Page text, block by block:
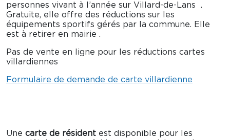
personnes vivant à l’année sur Villard-de-Lans .
Gratuite, elle offre des réductions sur les
équipements sportifs gérés par la commune. Elle
est à retirer en mairie .
Pas de vente en ligne pour les réductions cartes
villardiennes
Formulaire de demande de carte villardienne
Une carte de résident est disponible pour les